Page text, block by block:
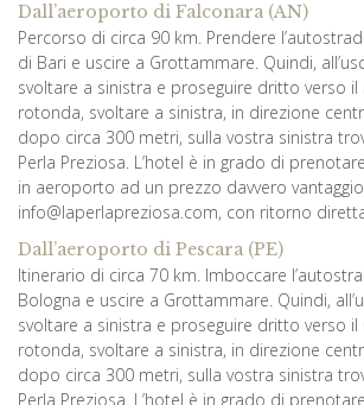
Dall’aeroporto di Falconara (AN)
Percorso di circa 90 km. Prendere
di Bari e uscire a Grottammare. Quindi,
svoltare a sinistra e proseguire dritto verso il
rotonda, svoltare a sinistra, in direzione
dopo circa 300 metri, sulla vostra sinistra
Perla Preziosa. L’hotel è in grado di
in aeroporto ad un prezzo davvero
info@laperlapreziosa.com, con ritorno
Dall’aeroporto di Pescara (PE)
Itinerario di circa 70 km. Imboccare
Bologna e uscire a Grottammare. Quindi,
svoltare a sinistra e proseguire dritto verso il
rotonda, svoltare a sinistra, in direzione
dopo circa 300 metri, sulla vostra sinistra
Perla Preziosa. L’hotel è in grado di